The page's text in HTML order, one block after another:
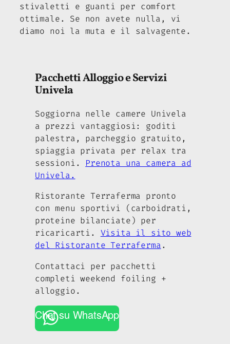
stivaletti e guanti per comfort
ottimale. Se non avete nulla, vi
diamo noi la muta e il salvagente.
Pacchetti Alloggio e Servizi
Univela
Soggiorna nelle camere Univela
a prezzi vantaggiosi: goditi
palestra, parcheggio gratuito,
spiaggia privata per relax tra
sessioni. Prenota una camera ad
Univela.
Ristorante Terraferma pronto
con menu sportivi (carboidrati,
proteine bilanciate) per
ricaricarti. Visita il sito web
del Ristorante Terraferma.
Contattaci per pacchetti
completi weekend foiling +
alloggio.
Chat su WhatsApp